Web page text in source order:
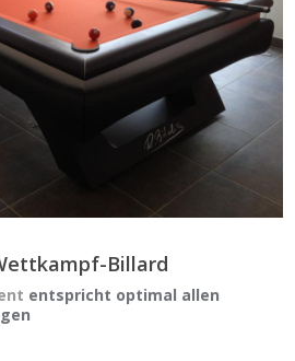
Billard
entspricht optimal allen